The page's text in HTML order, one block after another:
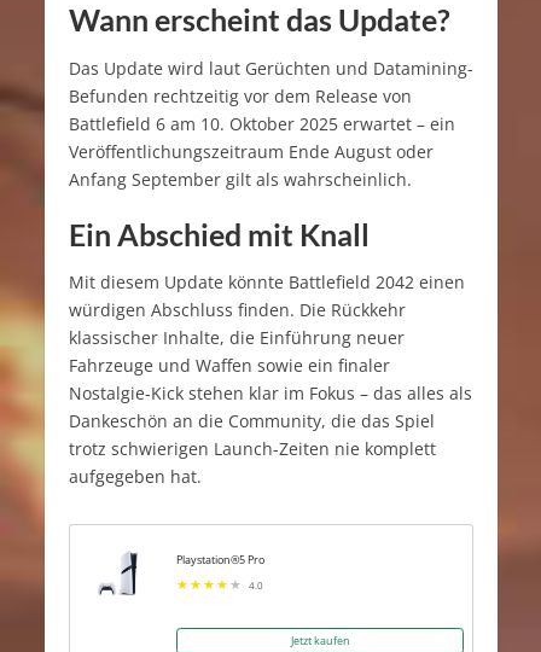
Wann erscheint das Update?
Das Update wird laut Gerüchten und Datamining-
Befunden rechtzeitig vor dem Release von
Battlefield 6 am 10. Oktober 2025 erwartet – ein
Veröffentlichungszeitraum Ende August oder
Anfang September gilt als wahrscheinlich.
Ein Abschied mit Knall
Mit diesem Update könnte Battlefield 2042 einen
würdigen Abschluss finden. Die Rückkehr
klassischer Inhalte, die Einführung neuer
Fahrzeuge und Waffen sowie ein finaler
Nostalgie-Kick stehen klar im Fokus – das alles als
Dankeschön an die Community, die das Spiel
trotz schwierigen Launch-Zeiten nie komplett
aufgegeben hat.
Playstation®5 Pro
4.0
Jetzt kaufen